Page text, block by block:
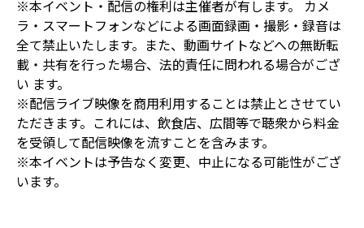
※本イベント・配信の権利は主催者が有します。 カメ
ラ・スマートフォンなどによる画面録画・撮影・録音は
全て禁止いたします。また、動画サイトなどへの無断転
載・共有を行った場合、法的責任に問われる場合がござ
い ます。
※配信ライブ映像を商用利用することは禁止とさせてい
ただきます。これには、飲食店、広間等で聴衆から料金
を受領して配信映像を流すことを含みます。
※本イベントは予告なく変更、中止になる可能性がござ
います。